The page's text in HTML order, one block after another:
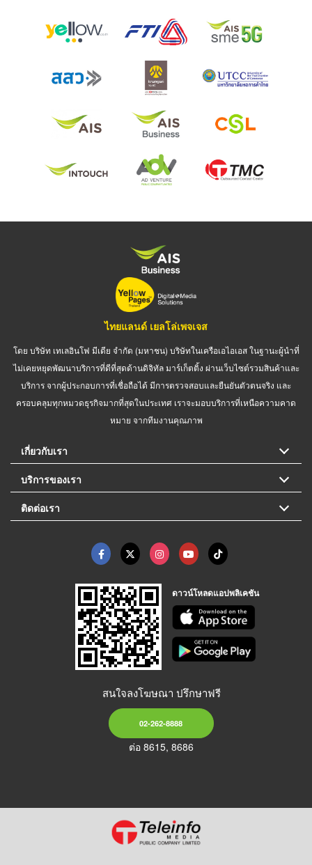
ไทยแลนด์ เยลโล่เพจเจส
โดย บริษัท เทเลอินโฟ มีเดีย จำกัด (มหาชน) บริษัทในเครือเอไอเอส ในฐานะผู้นำที่
ไม่เคยหยุดพัฒนาบริการที่ดีที่สุดด้านดิจิทัล มาร์เก็ตติ้ง ผ่านเว็บไซต์รวมสินค้าและ
บริการ จากผู้ประกอบการที่เชื่อถือได้ มีการตรวจสอบและยืนยันตัวตนจริง และ
ครอบคลุมทุกหมวดธุรกิจมากที่สุดในประเทศ เราจะมอบบริการที่เหนือความคาด
หมาย จากทีมงานคุณภาพ
เกี่ยวกับเรา
บริการของเรา
ติดต่อเรา
ดาวน์โหลดแอปพลิเคชัน
สนใจลงโฆษณา ปรึกษาฟรี
02-262-8888
ต่อ 8615, 8686